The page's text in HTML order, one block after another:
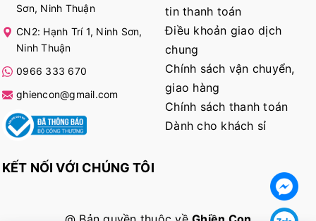
Sơn, Ninh Thuận
CN2: Hạnh Trí 1, Ninh Sơn,
Ninh Thuận
0966 333 670
ghiencon@gmail.com
tin thanh toán
Điều khoản giao dịch
chung
Chính sách vận chuyển,
giao hàng
Chính sách thanh toán
Dành cho khách sỉ
KẾT NỐI VỚI CHÚNG TÔI